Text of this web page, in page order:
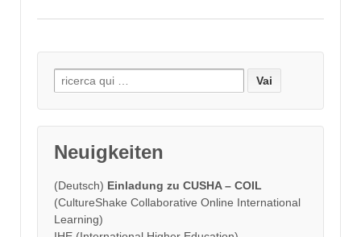
Search
for:
Neuigkeiten
(Deutsch) Einladung zu CUSHA – COIL
(CultureShake Collaborative Online International
Learning)